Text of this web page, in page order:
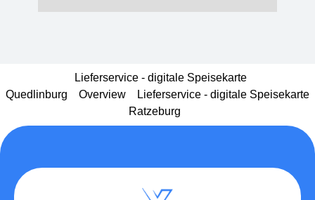
7. Können auch mehrere Filialen
werden?